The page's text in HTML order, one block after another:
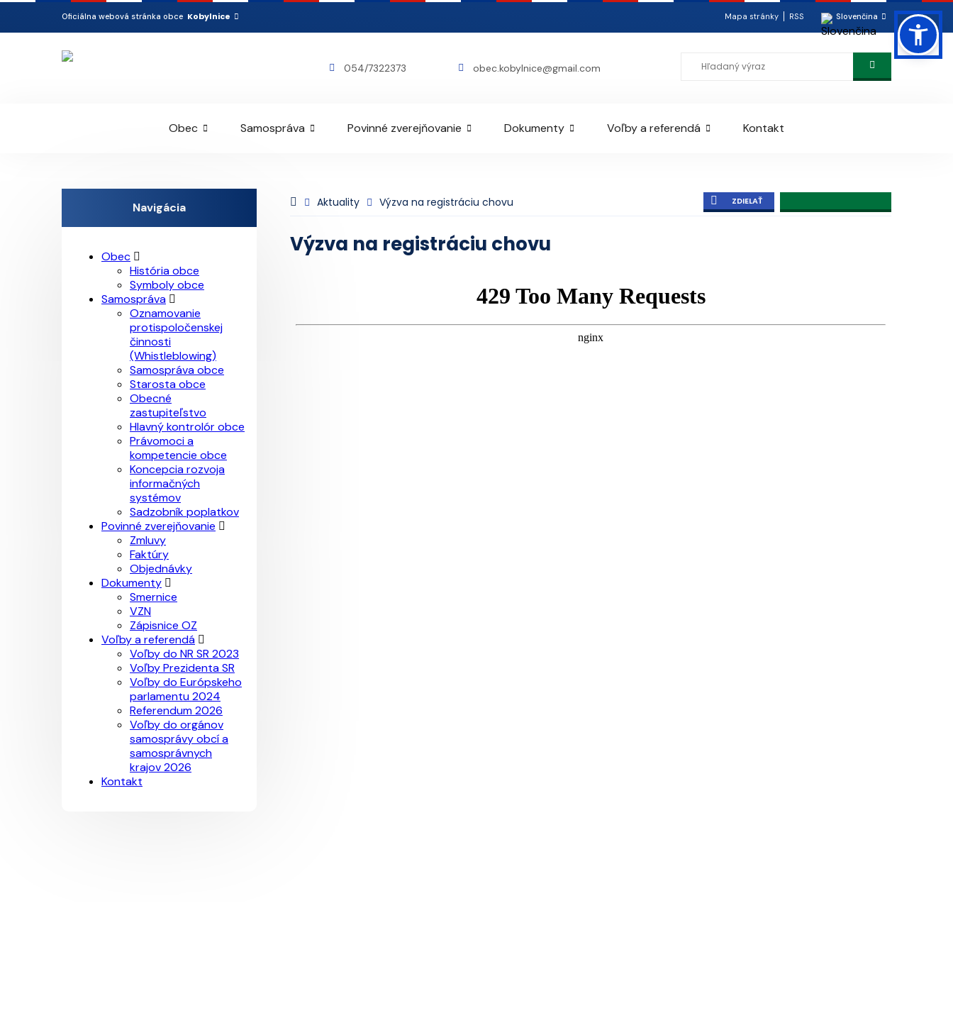
Oficiálna webová stránka obce Kobylnice Mapa stránky RSS Slovenčina
054/7322373 obec.kobylnice@gmail.com
Obec Samospráva Povinné zverejňovanie Dokumenty Voľby a referendá Kontakt
Aktuality Výzva na registráciu chovu ZDIELAŤ
Výzva na registráciu chovu
Navigácia
Obec
História obce
Symboly obce
Samospráva
Oznamovanie
protispoločenskej
činnosti
(Whistleblowing)
Samospráva obce
Starosta obce
Obecné
zastupiteľstvo
Hlavný kontrolór obce
Právomoci a
kompetencie obce
Koncepcia rozvoja
informačných
systémov
Sadzobník poplatkov
Povinné zverejňovanie
Zmluvy
Faktúry
Objednávky
Dokumenty
Smernice
VZN
Zápisnice OZ
Voľby a referendá
Voľby do NR SR 2023
Voľby Prezidenta SR
Voľby do Európskeho
parlamentu 2024
Referendum 2026
Voľby do orgánov
samosprávy obcí a
samosprávnych
krajov 2026
Kontakt